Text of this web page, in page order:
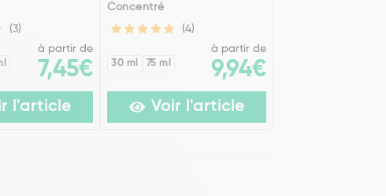
(3)
à partir de
7,45€
l'article
Concentré
(4)
30 ml 75 ml
à partir de
9,94€
Voir l'article